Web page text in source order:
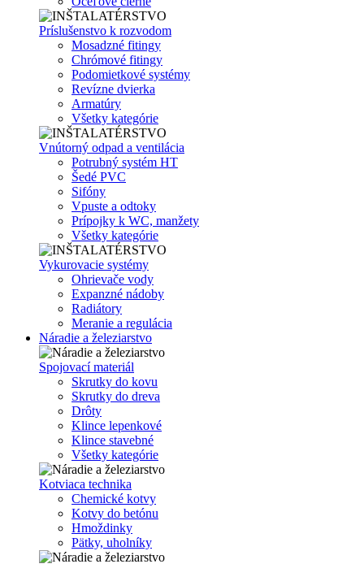
Príslušenstvo k rozvodom
Mosadzné fitingy
Chrómové fitingy
Podomietkové systémy
Revízne dvierka
Armatúry
Všetky kategórie
Vnútorný odpad a ventilácia
Potrubný systém HT
Šedé PVC
Sifóny
Vpuste a odtoky
Prípojky k WC, manžety
Všetky kategórie
Vykurovacie systémy
Ohrievače vody
Expanzné nádoby
Radiátory
Meranie a regulácia
Náradie a železiarstvo
Spojovací materiál
Skrutky do kovu
Skrutky do dreva
Drôty
Klince lepenkové
Klince stavebné
Všetky kategórie
Kotviaca technika
Chemické kotvy
Kotvy do betónu
Hmoždinky
Pätky, uholníky